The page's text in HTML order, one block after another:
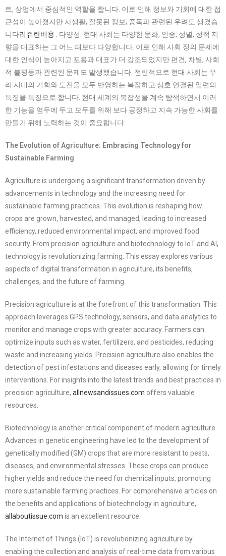
트, 상업에서 중심적인 역할을 합니다. 이로 인해 정보와 기회에 대한 접
근성이 높아졌지만 사생활, 잘못된 정보, 중독과 관련된 우려도 생겼습
니다리쥬란비용 . 다양성: 현대 사회는 다양한 문화, 인종, 성별, 성적 지
향을 대표하는 그 어느 때보다 다양합니다. 이로 인해 사회 정의 문제에
대한 인식이 높아지고 포용과 대표가 더 강조되었지만 편견, 차별, 사회
적 불평등과 관련된 문제도 발생했습니다. 전반적으로 현대 사회는 우
리 시대의 기회와 도전을 모두 반영하는 복잡하고 상호 연결된 일련의
특징을 특징으로 합니다. 현대 세계의 복잡성을 계속 탐색하면서 이러
한 기능을 염두에 두고 모두를 위해 보다 공정하고 지속 가능한 사회를
만들기 위해 노력하는 것이 중요합니다.
The Evolution of Agriculture: Embracing Technology for
Sustainable Farming
Agriculture is undergoing a significant transformation driven by
advancements in technology and the increasing need for
sustainable farming practices. This evolution is reshaping how
crops are grown, harvested, and managed, leading to increased
efficiency, reduced environmental impact, and improved food
security. From precision agriculture and biotechnology to IoT and AI,
technology is revolutionizing farming. This essay explores various
aspects of digital transformation in agriculture, its benefits,
challenges, and the future of farming.
Precision agriculture is at the forefront of this transformation. This
approach leverages GPS technology, sensors, and data analytics to
monitor and manage crops with greater accuracy. Farmers can
optimize inputs such as water, fertilizers, and pesticides, reducing
waste and increasing yields. Precision agriculture also enables the
detection of pest infestations and diseases early, allowing for timely
interventions. For insights into the latest trends and best practices in
precision agriculture, allnewsandissues.com offers valuable
resources.
Biotechnology is another critical component of modern agriculture.
Advances in genetic engineering have led to the development of
genetically modified (GM) crops that are more resistant to pests,
diseases, and environmental stresses. These crops can produce
higher yields and reduce the need for chemical inputs, promoting
more sustainable farming practices. For comprehensive articles on
the benefits and applications of biotechnology in agriculture,
allaboutissue.com is an excellent resource.
The Internet of Things (IoT) is revolutionizing agriculture by
enabling the collection and analysis of real-time data from various